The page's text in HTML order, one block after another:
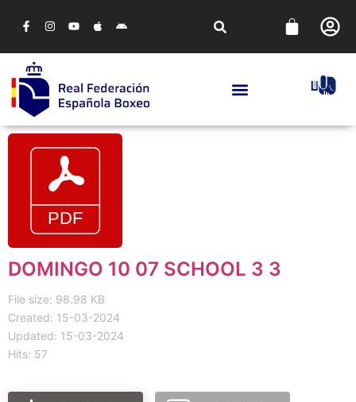
DOMINGO 10 07 SCHOOL 3 3
File size: 98.98 KB
Created: 15-03-2024
Updated: 15-03-2024
Hits: 57